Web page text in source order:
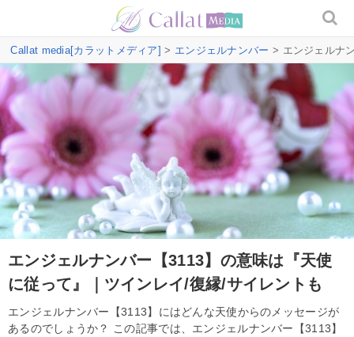
Callat media[カラットメディア] > エンジェルナンバー > エンジェルナ
エンジェルナンバー【3113】の意味は『天使
に従って』｜ツインレイ/復縁/サイレントも
エンジェルナンバー【3113】にはどんな天使からのメッセージが
あるのでしょうか？ この記事では、エンジェルナンバー【3113】